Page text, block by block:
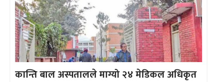
कान्ति बाल अस्पतालले माग्यो २४ मेडिकल अधिकृत